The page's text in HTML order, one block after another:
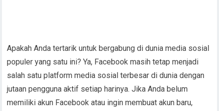
Apakah Anda tertarik untuk bergabung di dunia media sosial
populer yang satu ini? Ya, Facebook masih tetap menjadi
salah satu platform media sosial terbesar di dunia dengan
jutaan pengguna aktif setiap harinya. Jika Anda belum
memiliki akun Facebook atau ingin membuat akun baru,